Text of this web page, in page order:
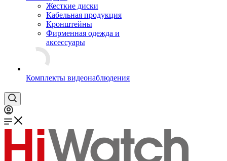
Жесткие диски
Кабельная продукция
Кронштейны
Фирменная одежда и
аксессуары
Комплекты видеонаблюдения